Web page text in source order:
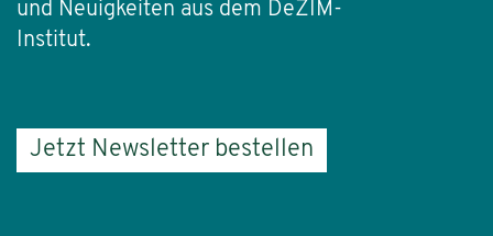
und Neuigkeiten aus dem DeZIM-
Institut.
Jetzt Newsletter bestellen